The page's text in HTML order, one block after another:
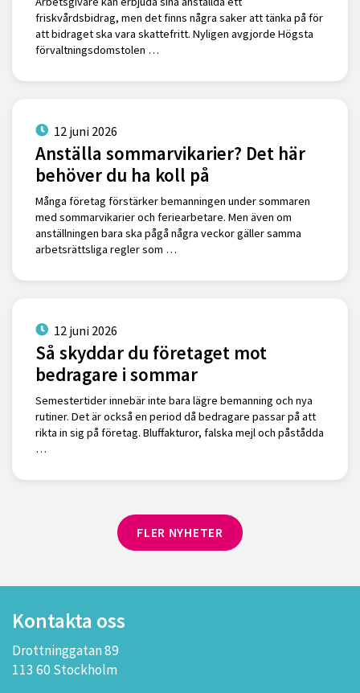
friskvårdsbidrag, men det finns några saker att tänka på för
att bidraget ska vara skattefritt. Nyligen avgjorde Högsta
förvaltningsdomstolen …
12 juni 2026
Anställa sommarvikarier? Det här
behöver du ha koll på
Många företag förstärker bemanningen under sommaren
med sommarvikarier och feriearbetare. Men även om
anställningen bara ska pågå några veckor gäller samma
arbetsrättsliga regler som …
12 juni 2026
Så skyddar du företaget mot
bedragare i sommar
Semestertider innebär inte bara lägre bemanning och nya
rutiner. Det är också en period då bedragare passar på att
rikta in sig på företag. Bluffakturor, falska mejl och påstådda
…
FLER NYHETER
Kontakta oss
Drottninggatan 89
113 60 Stockholm